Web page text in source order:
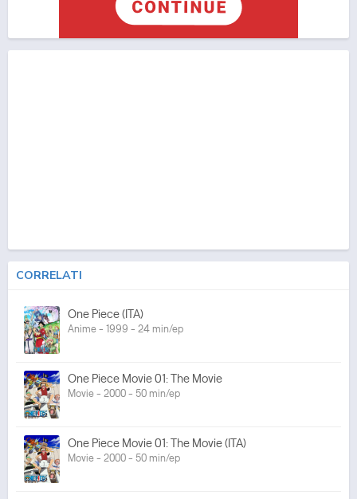
CORRELATI
One Piece (ITA)
Anime - 1999 - 24 min/ep
One Piece Movie 01: The Movie
Movie - 2000 - 50 min/ep
One Piece Movie 01: The Movie (ITA)
Movie - 2000 - 50 min/ep